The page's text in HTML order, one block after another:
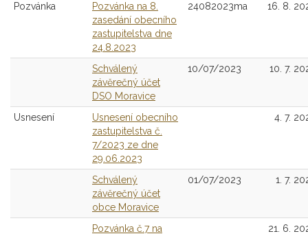
Pozvánka
Pozvánka na 8.
zasedání obecního
zastupitelstva dne
24.8.2023
24082023ma 16. 8.
Schválený
závěrečný účet
DSO Moravice
10/07/2023 10. 7.
Usnesení
Usnesení obecního
zastupitelstva č.
7/2023 ze dne
29.06.2023
4. 7.
Schválený
závěrečný účet
obce Moravice
01/07/2023 1. 7.
Pozvánka č.7 na
21. 6.